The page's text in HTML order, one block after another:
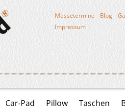
Messetermine Blog
Impressum
Car-Pad Pillow Taschen